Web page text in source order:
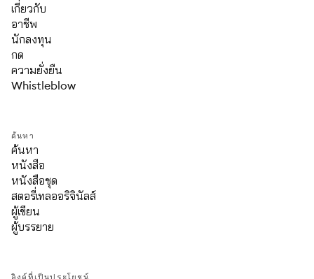
เกี่ยวกับ
อาชีพ
นักลงทุน
กด
ความยั่งยืน
Whistleblow
ค้นหา
ค้นหา
หนังสือ
หนังสือชุด
สตอรี่เทลออริจินัลส์
ผู้เขียน
ผู้บรรยาย
ลิงค์ที่เป็นประโยชน์